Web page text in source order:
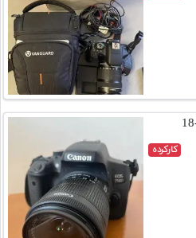
کارکرده